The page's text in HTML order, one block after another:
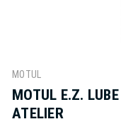
MOTUL
MOTUL E.Z.
ATELIER